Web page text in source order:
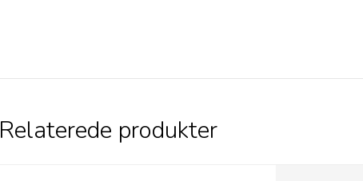
Relaterede produkter